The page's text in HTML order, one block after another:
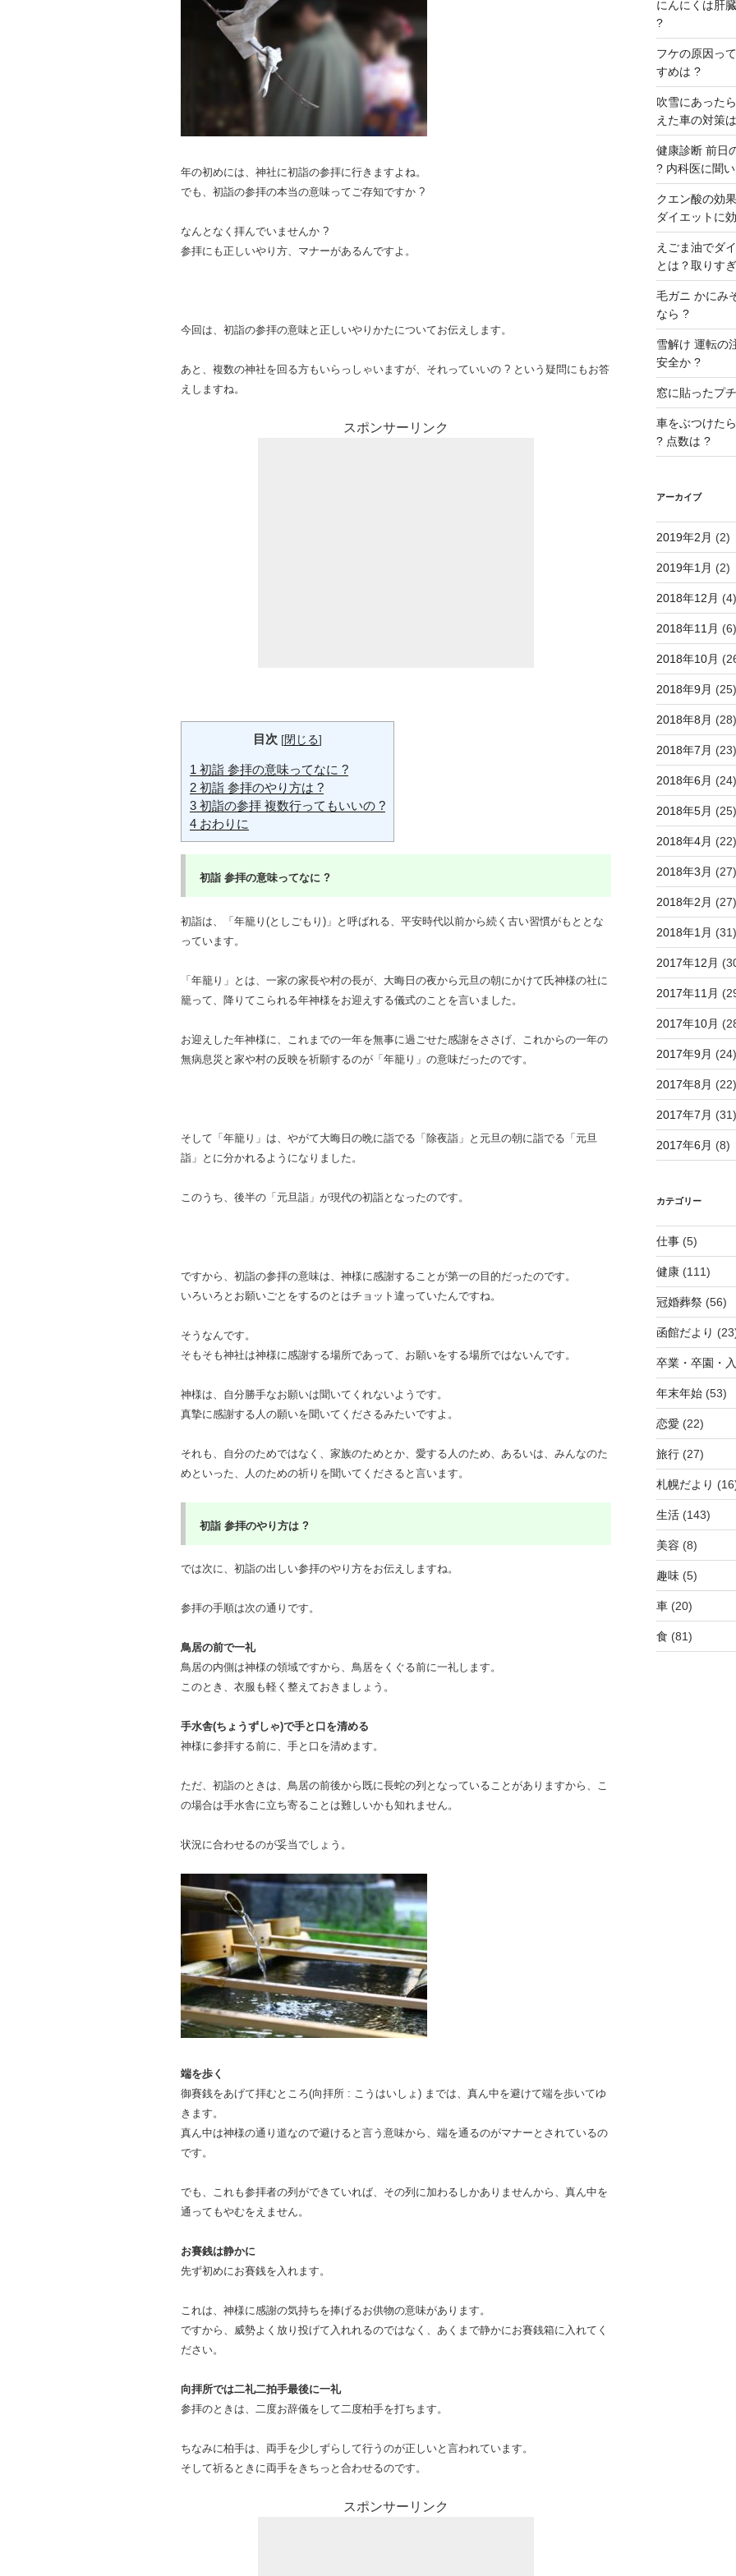
年の初めには、神社に初詣の参拝に行きますよね。
でも、初詣の参拝の本当の意味ってご存知ですか ?
なんとなく拝んでいませんか ?
参拝にも正しいやり方、マナーがあるんですよ。
今回は、初詣の参拝の意味と正しいやりかたについてお伝えします。
あと、複数の神社を回る方もいらっしゃいますが、それっていいの ? という疑問にもお答
えしますね。
スポンサーリンク
目次 [閉じる]
1 初詣 参拝の意味ってなに ?
2 初詣 参拝のやり方は ?
3 初詣の参拝 複数行ってもいいの ?
4 おわりに
初詣 参拝の意味ってなに ?
初詣は、「年籠り(としごもり)」と呼ばれる、平安時代以前から続く 古い習慣がもととな
っています。
「年籠り」とは、一家の家長や村の長が、大晦日の夜から元旦の朝にかけて氏神様の社に
籠って、降りてこられる年神様をお迎えする儀式のことを言いました。
お迎えした年神様に、これまでの一年を無事に過ごせた感謝をささげ、これからの一年の
無病息災と家や村の反映を祈願するのが「年籠り」の意味だったのです。
そして「年籠り」は、やがて大晦日の晩に詣でる「除夜詣」と元旦の朝に詣でる「元旦
詣」とに分かれるようになりました。
このうち、後半の「元旦詣」が現代の初詣となったのです。
ですから、初詣の参拝の意味は、神様に感謝することが第一の目的だったのです。
いろいろとお願いごとをするのとはチョット違っていたんですね。
そうなんです。
そもそも神社は神様に感謝する場所であって、お願いをする場所ではないんです。
神様は、自分勝手なお願いは聞いてくれないようです。
真摯に感謝する人の願いを聞いてくださるみたいですよ。
それも、自分のためではなく、家族のためとか、愛する人のため、あるいは、みんなのた
めといった、人のための祈りを聞いてくださると言います。
初詣 参拝のやり方は ?
では次に、初詣の出しい参拝のやり方をお伝えしますね。
参拝の手順は次の通りです。
鳥居の前で一礼
鳥居の内側は神様の領域ですから、鳥居をくぐる前に一礼します。
このとき、衣服も軽く整えておきましょう。
手水舎(ちょうずしゃ)で手と口を清める
神様に参拝する前に、手と口を清めます。
ただ、初詣のときは、鳥居の前後から既に長蛇の列となっていることがありますから、こ
の場合は手水舎に立ち寄ることは難しいかも知れません。
状況に合わせるのが妥当でしょう。
端を歩く
御賽銭をあげて拝むところ(向拝所 : こうはいしょ) までは、真ん中を避けて端を歩いてゆ
きます。
真ん中は神様の通り道なので避けると言う意味から、端を通るのがマナーとされているの
です。
でも、これも参拝者の列ができていれば、その列に加わるしかありませんから、真ん中を
通ってもやむをえません。
お賽銭は静かに
先ず初めにお賽銭を入れます。
これは、神様に感謝の気持ちを捧げるお供物の意味があります。
ですから、威勢よく放り投げて入れれるのではなく、あくまで静かにお賽銭箱に入れてく
ださい。
向拝所では二礼二拍手最後に一礼
参拝のときは、二度お辞儀をして二度柏手を打ちます。
ちなみに柏手は、両手を少しずらして行うのが正しいと言われています。
そして祈るときに両手をきちっと合わせるのです。
スポンサーリンク
にんにくは肝
?
フケの原因っ
すめは ?
吹雪にあった
えた車の対策
健康診断 前日
? 内科医に聞
クエン酸の効
ダイエットに
えごま油でダ
とは？取りす
毛ガニ かにみ
なら ?
雪解け 運転の
安全か ?
窓に貼ったプ
車をぶつけた
? 点数は ?
アーカイブ
2019年2月 (2)
2019年1月 (2)
2018年12月 (4)
2018年11月 (6)
2018年10月
2018年9月 (25)
2018年8月 (28)
2018年7月 (23)
2018年6月 (24)
2018年5月 (25)
2018年4月 (22)
2018年3月 (27)
2018年2月 (27)
2018年1月 (31)
2017年12月
2017年11月
2017年10月
2017年9月 (24)
2017年8月 (22)
2017年7月 (31)
2017年6月 (8)
カテゴリー
仕事(5)
健康(111)
冠婚葬祭(56)
函館だより
卒業・卒園・
年末年始(53)
恋愛 (22)
旅行(27)
札幌だより
生活(143)
美容 (8)
趣味(5)
車(20)
食 (81)